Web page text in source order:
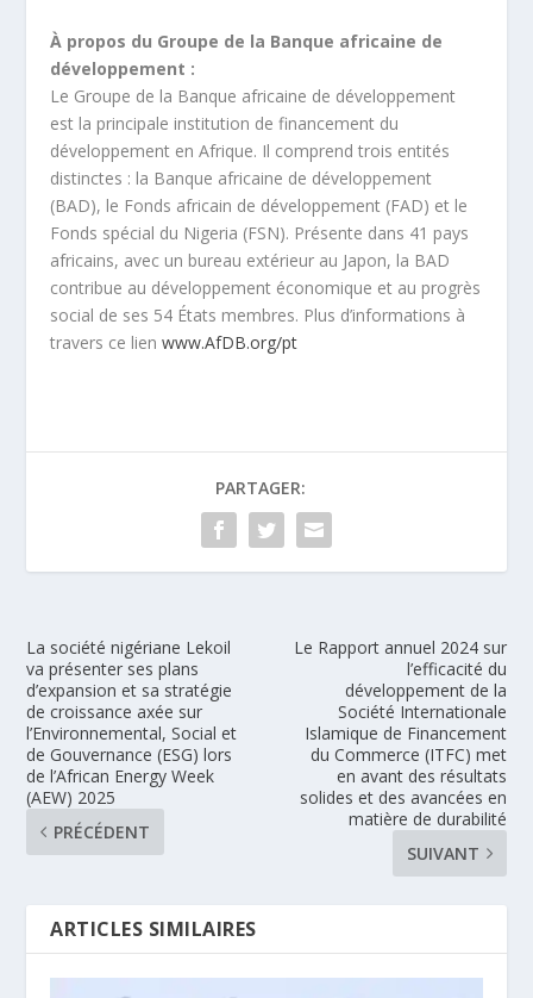
À propos du Groupe de la Banque africaine de
développement :
Le Groupe de la Banque africaine de développement
est la principale institution de financement du
développement en Afrique. Il comprend trois entités
distinctes : la Banque africaine de développement
(BAD), le Fonds africain de développement (FAD) et le
Fonds spécial du Nigeria (FSN). Présente dans 41 pays
africains, avec un bureau extérieur au Japon, la BAD
contribue au développement économique et au progrès
social de ses 54 États membres. Plus d’informations à
travers ce lienwww.AfDB.org/pt
PARTAGER:
La société nigériane Lekoil
va présenter ses plans
d’expansion et sa stratégie
de croissance axée sur
l’Environnemental, Social et
de Gouvernance (ESG) lors
de l’African Energy Week
(AEW) 2025
PRÉCÉDENT
Le Rapport annuel 2024 sur
l’efficacité du
développement de la
Société Internationale
Islamique de Financement
du Commerce (ITFC) met
en avant des résultats
solides et des avancées en
matière de durabilité
SUIVANT
ARTICLES SIMILAIRES